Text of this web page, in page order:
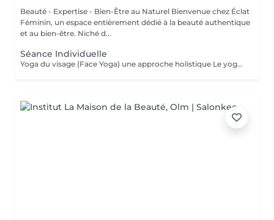
Beauté - Expertise - Bien-Être au Naturel Bienvenue chez Éclat
Féminin, un espace entièrement dédié à la beauté authentique
et au bien-être. Niché d...
Séance Individuelle
Yoga du visage (Face Yoga) une approche holistique Le yoga du visage, également appelé face yoga, sublime l'harmonie du corps et de l'esprit, révélant une beauté naturelle, lumineuse et pleine de vitalité. À travers des gestes précis, des automassages délicats et un travail conscient sur la respiration, la posture et les expressions, cette pratique tonifie les muscles du visage, relâche les tensions et restaure l'équilibre naturel. Bien plus qu'un rituel beauté, le yoga du visage est une expérience sensorielle unique, une parenthèse précieuse pour se reconnecter à soi. Il révèle une peau visiblement plus lisse, lumineuse et naturellement jeune, ainsi qu'un éclat raffiné et authentique. Découvrez dès maintenant mes séances : - Séance DÉCOUVERTE INDIVIDUELLE Offrez-vous une première parenthèse avec une séance Découverte de face yoga. Idéale pour explorer cette pratique, relâcher les tensions et ressentir instantanément un bien-être et un éclat naturel. - Séance DE SUIVI INDIVIDUELLE Approfondissez votre pratique et explorez de nouvelles techniques pour enrichir votre expérience. Chaque séance de suivi est personnalisée pour approfondir vos acquis, découvrir de nouveaux exercices et progresser à votre rythme, pour un bien-être durable et complet. - ÉCLAT DU VISAGE Forfait 3 Séances Personnalisées (CLIQUEZ SUR LE BOUTON D'ABONNEMENTS) Ce pack exclusif de 3 séances vous offre un programme entièrement personnalisé. Chaque session est conçue pour répondre à vos besoins, renforcer vos muscles faciaux, lisser votre peau et révéler un éclat naturellement radieux, pour des résultats durables. - COURS EN GROUPE Vivez l'expérience unique du face yoga en petit groupe, dans une atmosphère élégante et bienveillante. Partagez un moment de détente, apprenez les techniques en douceur et laissez votre beauté naturelle s'épanouir avec grâce. Découvrez l'ensemble de mes rituels et prestations exclusives sur: www.eclat-feminin.lu - SCROLLER VERS LE HAUT - DESCRIPTION -